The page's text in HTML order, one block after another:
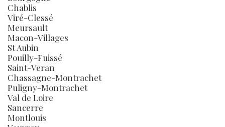
Chablis
Viré-Clessé
Meursault
Macon-Villages
St Aubin
Pouilly-Fuissé
Saint-Veran
Chassagne-Montrachet
Puligny-Montrachet
Val de Loire
Sancerre
Montlouis